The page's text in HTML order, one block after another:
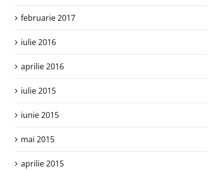
februarie 2017
iulie 2016
aprilie 2016
iulie 2015
iunie 2015
mai 2015
aprilie 2015